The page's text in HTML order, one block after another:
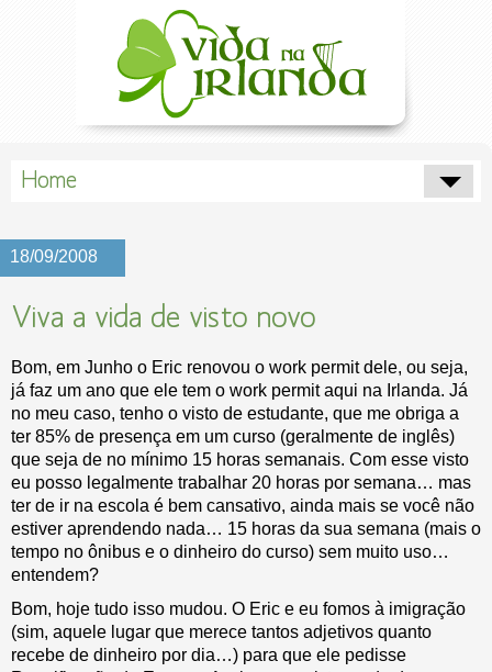
Home
18/09/2008
Viva a vida de visto novo
Bom, em Junho o Eric renovou o work permit dele, ou seja,
já faz um ano que ele tem o work permit aqui na Irlanda. Já
no meu caso, tenho o visto de estudante, que me obriga a
ter 85% de presença em um curso (geralmente de inglês)
que seja de no mínimo 15 horas semanais. Com esse visto
eu posso legalmente trabalhar 20 horas por semana… mas
ter de ir na escola é bem cansativo, ainda mais se você não
estiver aprendendo nada… 15 horas da sua semana (mais o
tempo no ônibus e o dinheiro do curso) sem muito uso…
entendem?
Bom, hoje tudo isso mudou. O Eric e eu fomos à imigração
(sim, aquele lugar que merece tantos adjetivos quanto
recebe de dinheiro por dia…) para que ele pedisse